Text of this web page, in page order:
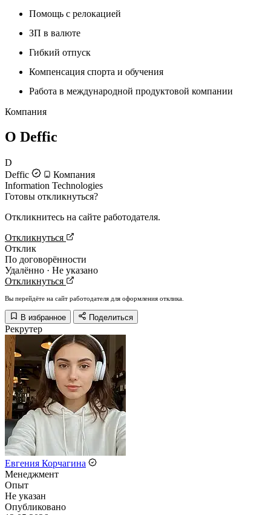
Помощь с релокацией
ЗП в валюте
Гибкий отпуск
Компенсация спорта и обучения
Работа в международной продуктовой компании
Компания
О Deffic
D
Deffic
Компания
Information Technologies
Готовы откликнуться?
Откликнитесь на сайте работодателя.
Откликнуться
Отклик
По договорённости
Удалённо · Не указано
Откликнуться
Вы перейдёте на сайт работодателя для оформления отклика.
В избранное Поделиться
Рекрутер
Евгения Корчагина
Менеджмент
Опыт
Не указан
Опубликовано